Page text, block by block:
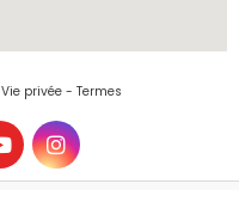
Vie privée - Termes